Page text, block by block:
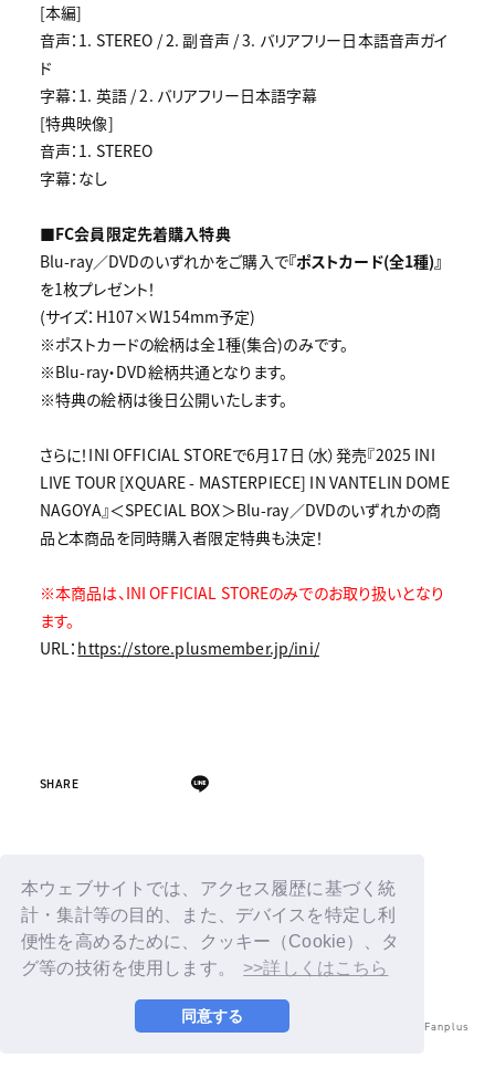
本ウェブサイトでは、アクセス履歴に基づく統
計・集計等の目的、また、デバイスを特定し利
便性を高めるために、クッキー（Cookie）、タ
グ等の技術を使用します。
>>詳しくはこちら
同意する
[本編]
音声：1. STEREO / 2. 副音声 / 3. バリアフリー日本語音声ガイ
ド
字幕：1. 英語 / 2. バリアフリー日本語字幕
[特典映像]
音声：1. STEREO
字幕：なし
■FC会員限定先着購入特典
Blu-ray／DVDのいずれかをご購入で『ポストカード(全1種)』
を1枚プレゼント！
(サイズ：H107×W154mm予定)
※ポストカードの絵柄は全1種(集合)のみです。
※Blu-ray・DVD絵柄共通となります。
※特典の絵柄は後日公開いたします。
さらに！INI OFFICIAL STOREで6月17日（水）発売『2025 INI
LIVE TOUR [XQUARE - MASTERPIECE] IN VANTELIN DOME
NAGOYA』＜SPECIAL BOX＞Blu-ray／DVDのいずれかの商
品と本商品を同時購入者限定特典も決定！
※本商品は、INI OFFICIAL STOREのみでのお取り扱いとなり
ます。
URL： https://store.plusmember.jp/ini/
SHARE
Back
© LAPONE ENTERTAINMENT / Fanplus